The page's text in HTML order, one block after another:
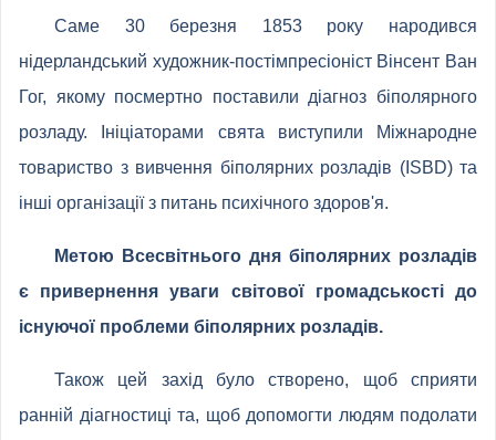
Саме 30 березня 1853 року народився
нідерландський художник-постімпресіоніст Вінсент Ван
Гог, якому посмертно поставили діагноз біполярного
розладу. Ініціаторами свята виступили Міжнародне
товариство з вивчення біполярних розладів (ISBD) та
інші організації з питань психічного здоров'я.
Метою Всесвітнього дня біполярних розладів
є привернення уваги світової громадськості до
існуючої проблеми біполярних розладів.
Також цей захід було створено, щоб сприяти
ранній діагностиці та, щоб допомогти людям подолати